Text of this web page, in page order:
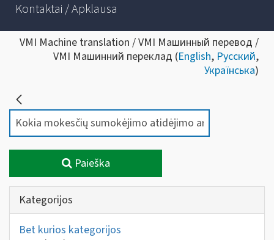
Kontaktai / Apklausa
VMI Machine translation / VMI Машинный перевод /
VMI Машинний переклад (English, Русский,
Українська)
Paieška
Kategorijos
Bet kurios kategorijos